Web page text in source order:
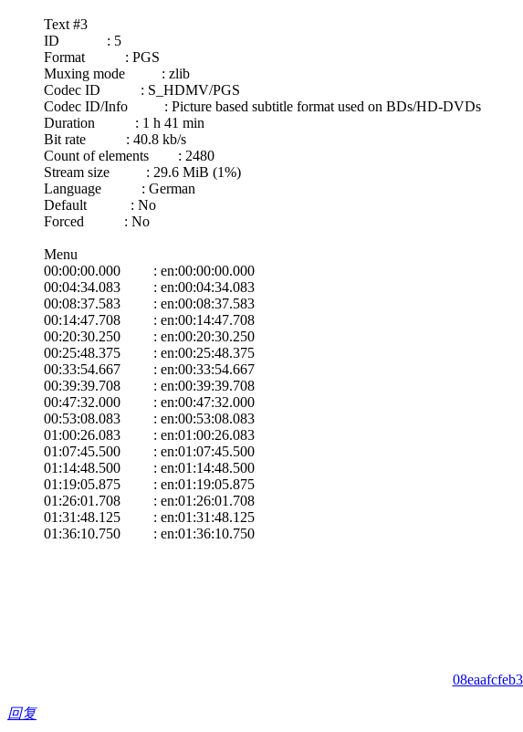
Text #3
ID : 5
Format : PGS
Muxing mode : zlib
Codec ID : S_HDMV/PGS
Codec ID/Info : Picture based subtitle format used on BDs/HD-DVDs
Duration : 1 h 41 min
Bit rate : 40.8 kb/s
Count of elements : 2480
Stream size : 29.6 MiB (1%)
Language : German
Default : No
Forced : No
Menu
00:00:00.000 : en:00:00:00.000
00:04:34.083 : en:00:04:34.083
00:08:37.583 : en:00:08:37.583
00:14:47.708 : en:00:14:47.708
00:20:30.250 : en:00:20:30.250
00:25:48.375 : en:00:25:48.375
00:33:54.667 : en:00:33:54.667
00:39:39.708 : en:00:39:39.708
00:47:32.000 : en:00:47:32.000
00:53:08.083 : en:00:53:08.083
01:00:26.083 : en:01:00:26.083
01:07:45.500 : en:01:07:45.500
01:14:48.500 : en:01:14:48.500
01:19:05.875 : en:01:19:05.875
01:26:01.708 : en:01:26:01.708
01:31:48.125 : en:01:31:48.125
01:36:10.750 : en:01:36:10.750
回复